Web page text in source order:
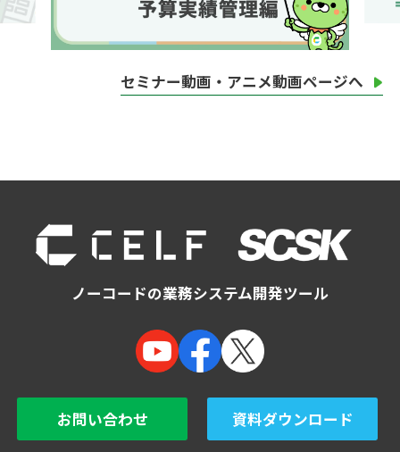
セミナー動画・アニメ動画ページへ
ノーコードの業務システム開発ツール
お問い合わせ 資料ダウンロード